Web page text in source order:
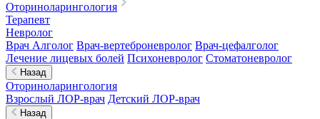
Оториноларингология
Терапевт
Невролог
Врач Алголог Врач-вертеброневролог Врач-цефалголог
Лечение лицевых болей Психоневролог Стоматоневролог
Назад
Оториноларингология
Взрослый ЛОР-врач Детский ЛОР-врач
Назад